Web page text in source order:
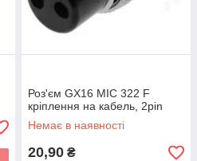
Роз'єм GX16 MIC 322 F
кріплення на кабель, 2pin
Немає в наявності
20,90 ₴